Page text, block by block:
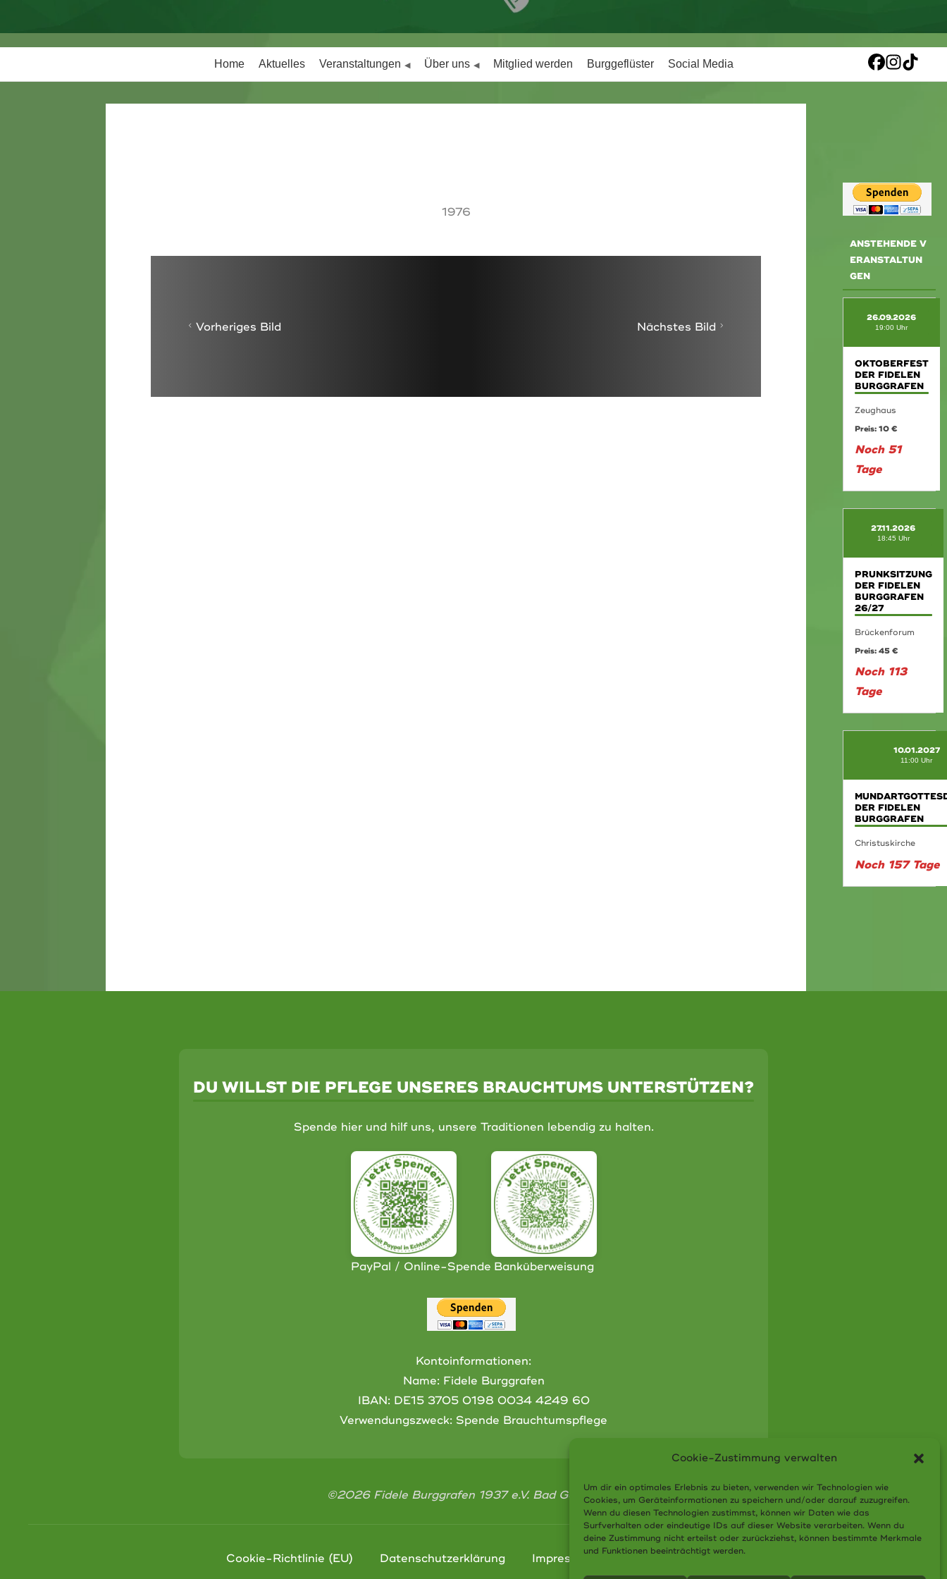
Cookie-Zustimmung verwalten
Um dir ein optimales Erlebnis zu bieten, verwenden wir Technologien wie
Cookies, um Geräteinformationen zu speichern und/oder darauf zuzugreifen.
Wenn du diesen Technologien zustimmst, können wir Daten wie das
Surfverhalten oder eindeutige IDs auf dieser Website verarbeiten. Wenn du
deine Zustimmung nicht erteilst oder zurückziehst, können bestimmte Merkmale
und Funktionen beeinträchtigt werden.
Home Aktuelles Veranstaltungen Über uns Mitglied werden Burggeflüster Social Media
1976
Vorheriges Bild Nächstes Bild
ANSTEHENDE V
ERANSTALTUN
GEN
26.09.2026
19:00 Uhr
OKTOBERFEST
DER FIDELEN
BURGGRAFEN
Zeughaus
Preis: 10 €
Noch 51
Tage
27.11.2026
18:45 Uhr
PRUNKSITZUNG
DER FIDELEN
BURGGRAFEN
26/27
Brückenforum
Preis: 45 €
Noch 113
Tage
10.01.2027
11:00 Uhr
DER FIDELEN
BURGGRAFEN
Christuskirche
Noch 157 Tage
DU WILLST DIE PFLEGE UNSERES BRAUCHTUMS UNTERSTÜTZEN?
Spende hier und hilf uns, unsere Traditionen lebendig zu halten.
PayPal / Online-Spende Banküberweisung
Kontoinformationen:
Name: Fidele Burggrafen
IBAN: DE15 3705 0198 0034 4249 60
Verwendungszweck: Spende Brauchtumspflege
©2026 Fidele Burggrafen 1937 e.V. Bad Godesberg
Cookie-Richtlinie (EU) Datenschutzerklärung Impressum Satzung AGB